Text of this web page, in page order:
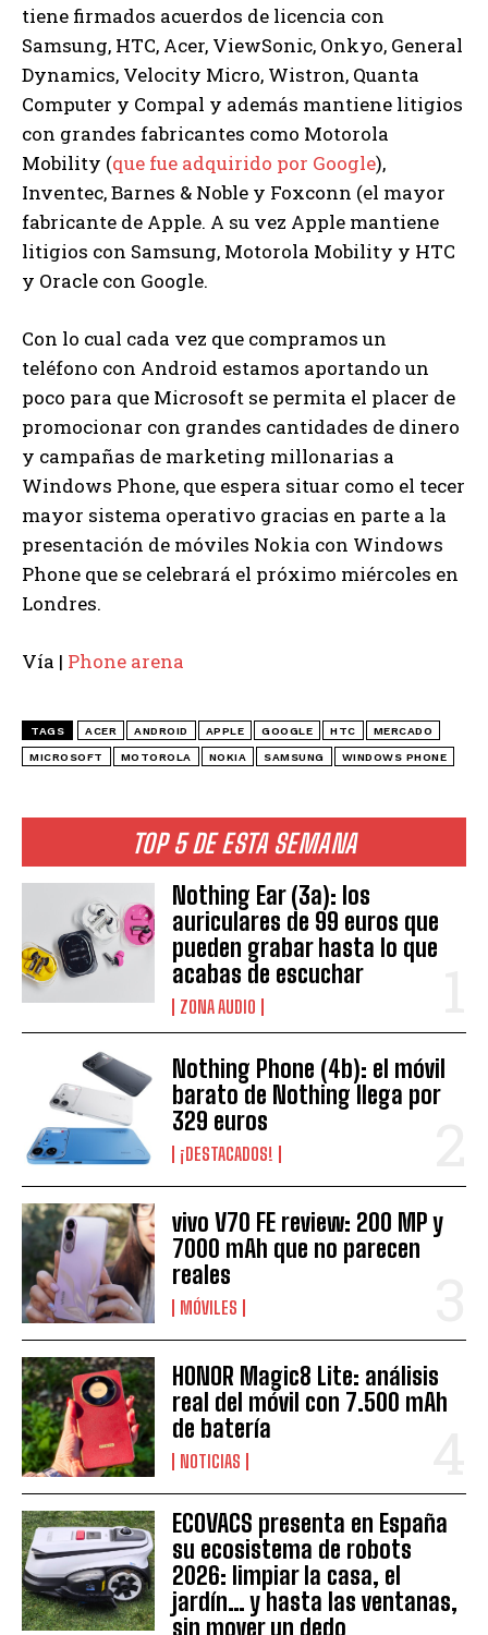
TOP 5 DE ESTA SEMANA
Nothing Ear (3a): los
auriculares de 99 euros que
pueden grabar hasta lo que
acabas de escuchar
ZONA AUDIO
Nothing Phone (4b): el móvil
barato de Nothing llega por
329 euros
¡DESTACADOS!
vivo V70 FE review: 200 MP y
7000 mAh que no parecen
reales
MÓVILES
HONOR Magic8 Lite: análisis
real del móvil con 7.500 mAh
de batería
NOTICIAS
ECOVACS presenta en España
su ecosistema de robots
2026: limpiar la casa, el
jardín… y hasta las ventanas,
sin mover un dedo
tiene firmados acuerdos de licencia con
Samsung, HTC, Acer, ViewSonic, Onkyo, General
Dynamics, Velocity Micro, Wistron, Quanta
Computer y Compal y además mantiene litigios
con grandes fabricantes como Motorola
Mobility (que fue adquirido por Google),
Inventec, Barnes & Noble y Foxconn (el mayor
fabricante de Apple. A su vez Apple mantiene
litigios con Samsung, Motorola Mobility y HTC
y Oracle con Google.
Con lo cual cada vez que compramos un
teléfono con Android estamos aportando un
poco para que Microsoft se permita el placer de
promocionar con grandes cantidades de dinero
y campañas de marketing millonarias a
Windows Phone, que espera situar como el tecer
mayor sistema operativo gracias en parte a la
presentación de móviles Nokia con Windows
Phone que se celebrará el próximo miércoles en
Londres.
Vía | Phone arena
TAGS ACER ANDROID APPLE GOOGLE HTC MERCADO
MICROSOFT MOTOROLA NOKIA SAMSUNG WINDOWS PHONE